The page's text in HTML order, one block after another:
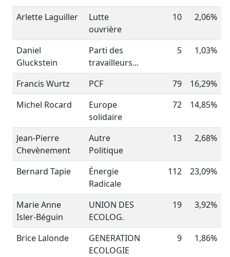
Arlette Laguiller
Lutte
ouvrière
10 2,06%
Daniel
Gluckstein
Parti des
travailleurs...
5 1,03%
Francis Wurtz PCF 79
16,29%
Michel Rocard
Europe
solidaire
72 14,85%
Jean-Pierre
Chevènement
Autre
Politique
13 2,68%
Bernard Tapie
Énergie
Radicale
112 23,09%
Marie Anne
Isler-Béguin
UNION DES
ECOLOG.
19 3,92%
Brice Lalonde
GENERATION
ECOLOGIE
9 1,86%